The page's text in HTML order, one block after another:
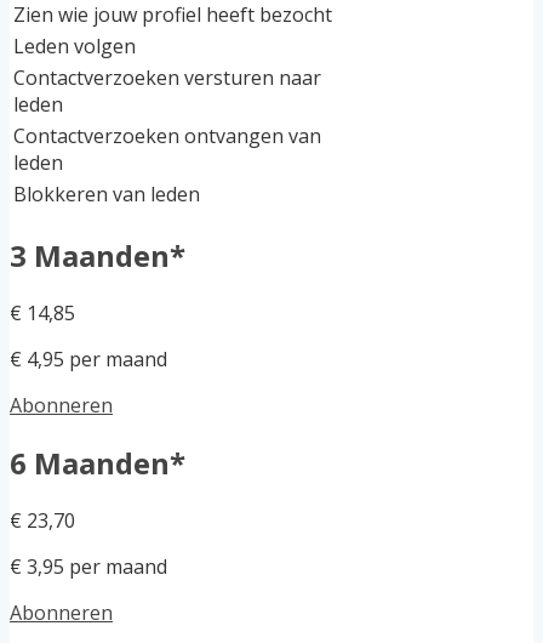
Zien wie jouw profiel heeft bezocht
Leden volgen
Contactverzoeken versturen naar
leden
Contactverzoeken ontvangen van
leden
Blokkeren van leden
3 Maanden*
€ 14,85
€ 4,95 per maand
Abonneren
6 Maanden*
€ 23,70
€ 3,95 per maand
Abonneren